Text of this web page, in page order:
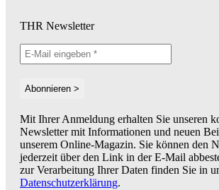
THR Newsletter
Mit Ihrer Anmeldung erhalten Sie unseren
Newsletter mit Informationen und neuen
unserem Online-Magazin. Sie können den
jederzeit über den Link in der E-Mail
zur Verarbeitung Ihrer Daten finden Sie in
Datenschutzerklärung.